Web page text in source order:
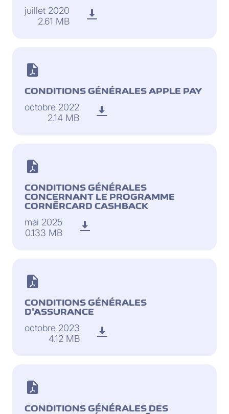
2.61 MB
juillet 2020
CONDITIONS GÉNÉRALES APPLE PAY
2.14 MB
octobre 2022
CONDITIONS GÉNÉRALES
CONCERNANT LE PROGRAMME
CORNÈRCARD CASHBACK
0.133 MB
mai 2025
CONDITIONS GÉNÉRALES
D'ASSURANCE
4.12 MB
octobre 2023
CONDITIONS GÉNÉRALES DES